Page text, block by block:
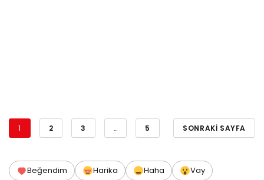
1 2 3 … 5 SONRAKI SAYFA
Beğendim Harika Haha Vay